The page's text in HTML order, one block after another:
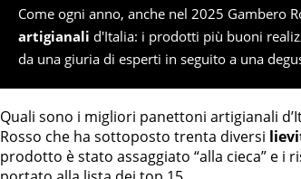
Come ogni anno, anche nel 2025 Gambero
artigianali d'Italia: i prodotti più buoni
da una giuria di esperti in seguito a una
Quali sono i migliori panettoni artigianali
Rosso che ha sottoposto trenta diversi
prodotto è stato assaggiato “alla cieca” e i